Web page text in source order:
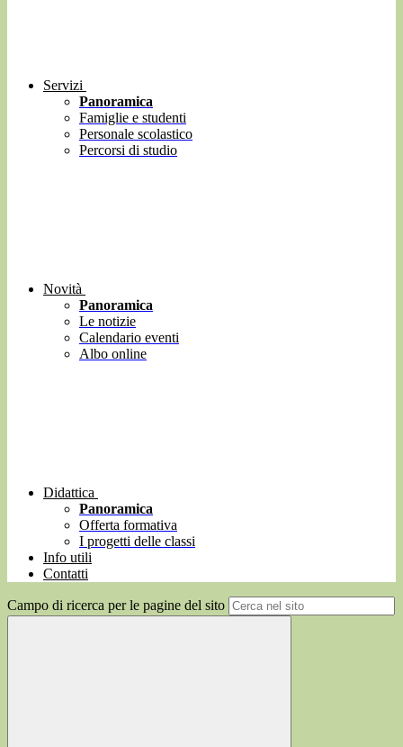
Servizi
Panoramica
Famiglie e studenti
Personale scolastico
Percorsi di studio
Novità
Panoramica
Le notizie
Calendario eventi
Albo online
Didattica
Panoramica
Offerta formativa
I progetti delle classi
Info utili
Contatti
Campo di ricerca per le pagine del sito